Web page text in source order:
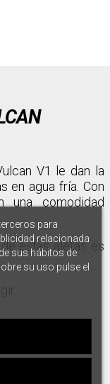
V1 le dan la
en agua fría. Con
una comodidad
estas aletas es
para
relacionada
sus hábitos de
su uso pulse el